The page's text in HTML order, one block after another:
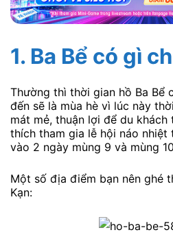
1. Ba Bể có gì
Thường thì thời gian hồ Ba Bể
đến sẽ là mùa hè vì lúc này
mát mẻ, thuận lợi để du
thích tham gia lễ hội náo nhiệt
vào 2 ngày mùng 9 và mùng
Một số địa điểm bạn nên ghé
Kạn: